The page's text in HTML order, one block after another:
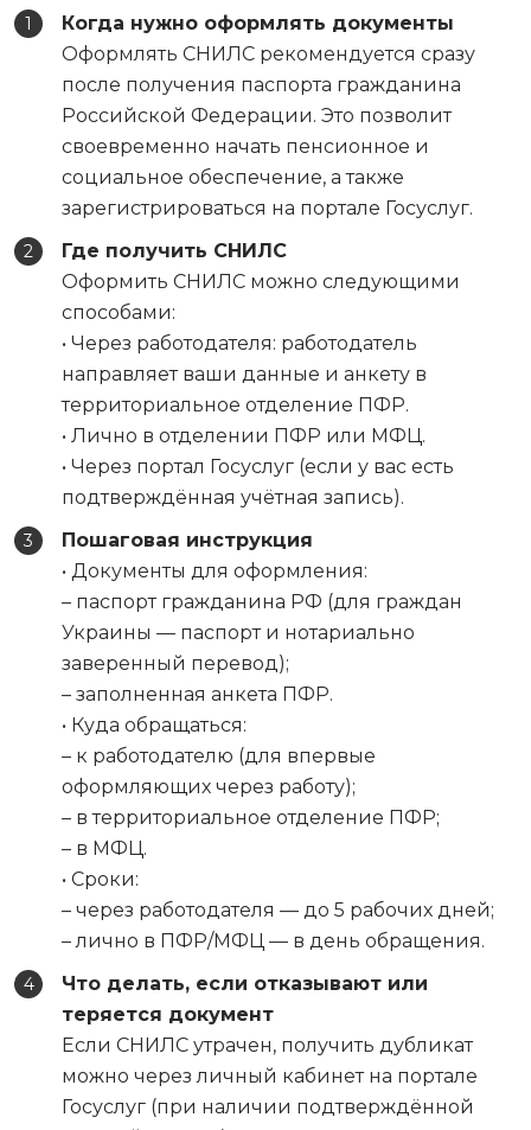
Когда нужно оформлять документы
Оформлять СНИЛС рекомендуется сразу
после получения паспорта гражданина
Российской Федерации. Это позволит
своевременно начать пенсионное и
социальное обеспечение, а также
зарегистрироваться на портале Госуслуг.
Где получить СНИЛС
Оформить СНИЛС можно следующими
способами:
• Через работодателя: работодатель
направляет ваши данные и анкету в
территориальное отделение ПФР.
• Лично в отделении ПФР или МФЦ.
• Через портал Госуслуг (если у вас есть
подтверждённая учётная запись).
Пошаговая инструкция
• Документы для оформления:
– паспорт гражданина РФ (для граждан
Украины — паспорт и нотариально
заверенный перевод);
– заполненная анкета ПФР.
• Куда обращаться:
– к работодателю (для впервые
оформляющих через работу);
– в территориальное отделение ПФР;
– в МФЦ.
• Сроки:
– через работодателя — до 5 рабочих дней;
– лично в ПФР/МФЦ — в день обращения.
Что делать, если отказывают или
теряется документ
Если СНИЛС утрачен, получить дубликат
можно через личный кабинет на портале
Госуслуг (при наличии подтверждённой